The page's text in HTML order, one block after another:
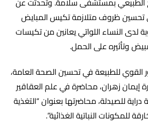
تحسين ظروف متلازمة تكيس المبايض
لدى النساء اللواتي يعانين من تكيسات
وتأثيره على الحمل.
القوي للطبيعة في تحسين الصحة العامة،
إيمان زهران، محاضرة في علم العقاقير
دراية للصيدلة، محاضرتها بعنوان “التغذية
للمكونات النباتية الغذائية”.